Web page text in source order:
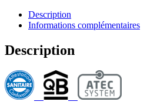
Description
Informations complémentaires
Description